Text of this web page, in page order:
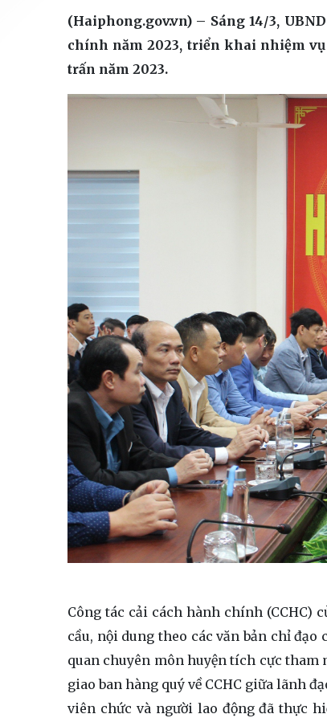
(Haiphong.gov.vn) – Sáng 14/3,
chính năm 2023, triển khai nhiệm
trấn năm 2023.
Công tác cải cách hành chính (CCHC)
cầu, nội dung theo các văn bản chỉ đạo
quan chuyên môn huyện tích cực tham
giao ban hàng quý về CCHC giữa lãnh
viên chức và người lao động đã thực